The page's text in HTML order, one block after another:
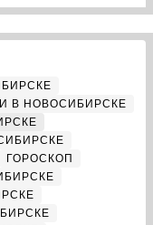
В НОВОСИБИРСКЕ
ГОРОСКОП